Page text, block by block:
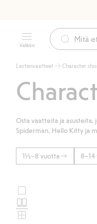
Valikko
Lastenvaatteet Character
Osta vaatteita ja asusteita,
Spiderman, Hello Kitty ja
1½–8 vuotta
Valitse
tuotekortin